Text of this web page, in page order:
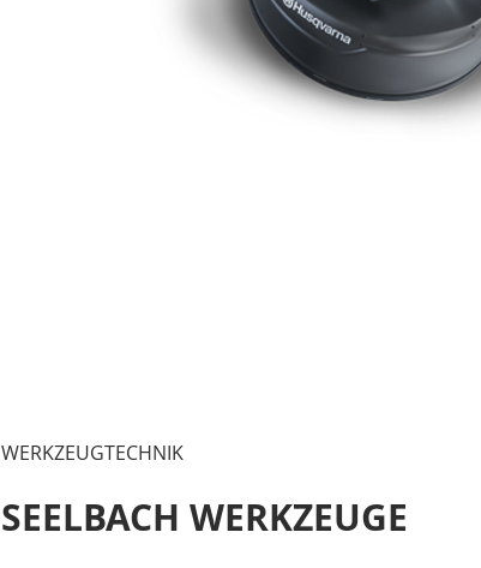
WERKZEUGTECHNIK
SEELBACH WERKZEUGE